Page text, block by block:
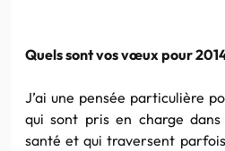
Quels sont vos vœux pour
J’ai une pensée particulière
qui sont pris en charge dans
santé et qui traversent